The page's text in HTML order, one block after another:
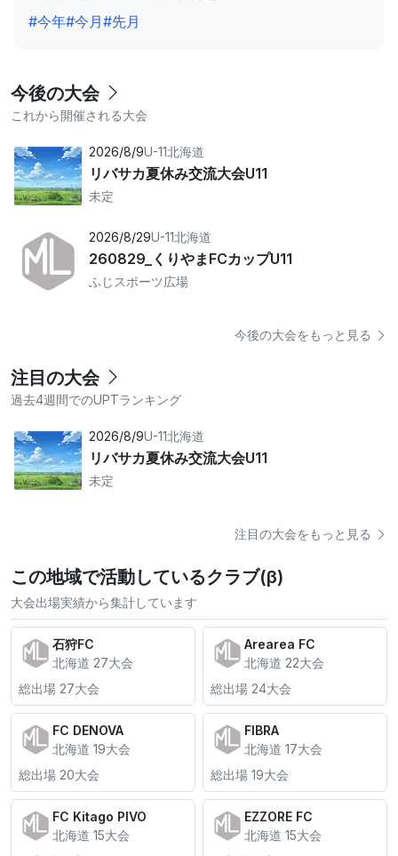
#今年#今月#先月
今後の大会
これから開催される大会
2026/8/9U-11北海道
リバサカ夏休み交流大会U11
未定
2026/8/29U-11北海道
260829_くりやまFCカップU11
ふじスポーツ広場
今後の大会をもっと見る
注目の大会
過去4週間でのUPTランキング
2026/8/9U-11北海道
リバサカ夏休み交流大会U11
未定
注目の大会をもっと見る
この地域で活動しているクラブ(β)
大会出場実績から集計しています
石狩FC
北海道 27大会
総出場 27大会
Arearea FC
北海道 22大会
総出場 24大会
FC DENOVA
北海道 19大会
総出場 20大会
FIBRA
北海道 17大会
総出場 19大会
FC Kitago PIVO
北海道 15大会
EZZORE FC
北海道 15大会